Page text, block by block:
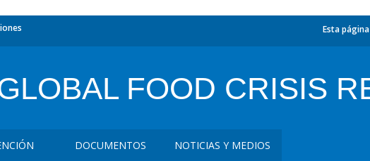
Esta
FOOD CRISIS
DOCUMENTOS NOTICIAS Y MEDIOS